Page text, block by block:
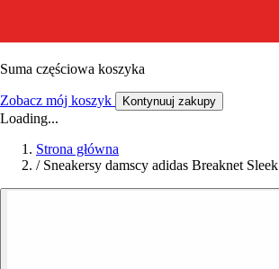
Suma częściowa koszyka
Zobacz mój koszyk Kontynuuj zakupy
Loading...
Strona główna
/ Sneakersy damscy adidas Breaknet Sleek